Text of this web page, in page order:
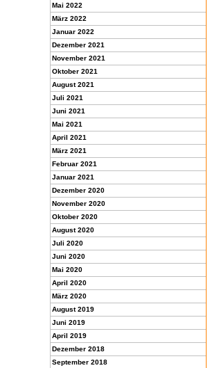
Mai 2022
März 2022
Januar 2022
Dezember 2021
November 2021
Oktober 2021
August 2021
Juli 2021
Juni 2021
Mai 2021
April 2021
März 2021
Februar 2021
Januar 2021
Dezember 2020
November 2020
Oktober 2020
August 2020
Juli 2020
Juni 2020
Mai 2020
April 2020
März 2020
August 2019
Juni 2019
April 2019
Dezember 2018
September 2018